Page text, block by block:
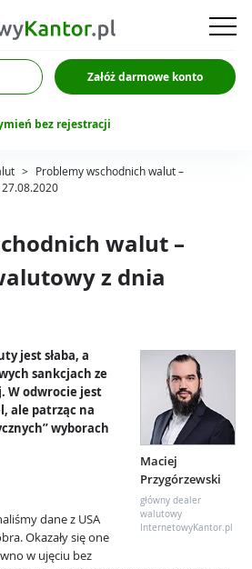
Załóż darmowe konto
bez rejestracji
> Problemy wschodnich walut –
walut –
z dnia
Maciej
Przygórzewski
główny dealer
walutowy
InternetowyKantor.pl
jest słaba, a
sankcjach ze
W odwrocie jest
ale patrząc na
wyborach
dane z USA
Okazały się one
w ujęciu bez